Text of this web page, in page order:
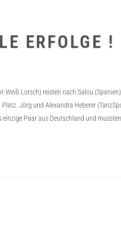
ERFOLGE !
Weiß Lorsch) reisten nach Salou
Jörg und Alexandra Heberer
Paar aus Deutschland und